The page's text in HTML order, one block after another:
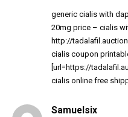
generic cialis with
20mg price – cialis
http://
cialis coupon
[url=https://
cialis online free
Samuelsix